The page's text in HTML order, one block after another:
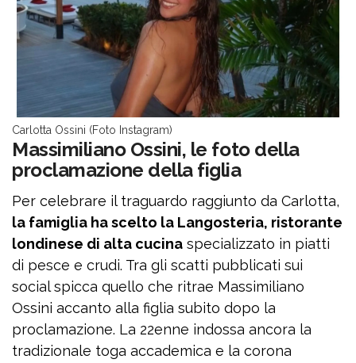
Carlotta Ossini (Foto Instagram)
Massimiliano Ossini, le foto della
proclamazione della figlia
Per celebrare il traguardo raggiunto da Carlotta,
la famiglia ha scelto la Langosteria, ristorante
londinese di alta cucina specializzato in piatti
di pesce e crudi. Tra gli scatti pubblicati sui
social spicca quello che ritrae Massimiliano
Ossini accanto alla figlia subito dopo la
proclamazione. La 22enne indossa ancora la
tradizionale toga accademica e la corona